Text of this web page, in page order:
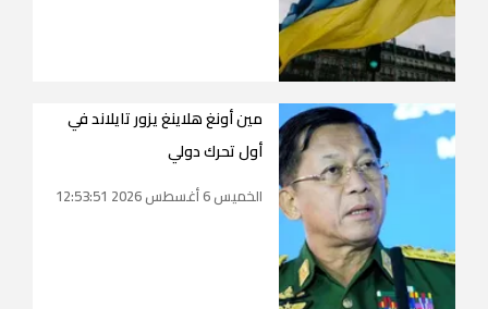
مين أونغ هلاينغ يزور تايلاند في
أول تحرك دولي
الخميس 6 أغسطس 2026 12:53:51